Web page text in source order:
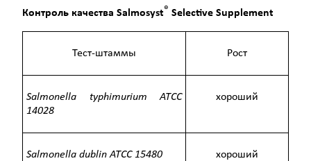
Контроль качества Salmosyst® Selective Supplement
Тест-штаммы Рост
Salmonella typhimuriumATCC
14028
хороший
Salmonella dublin ATCC15480 хороший